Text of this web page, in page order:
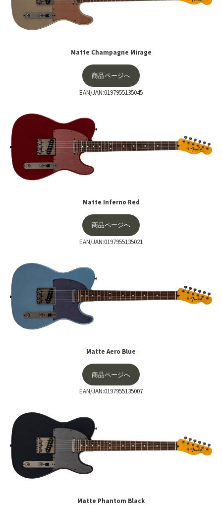
Matte Champagne Mirage
商品ページへ
EAN/JAN:0197955135045
Matte Inferno Red
商品ページへ
EAN/JAN:0197955135021
Matte Aero Blue
商品ページへ
EAN/JAN:0197955135007
Matte Phantom Black